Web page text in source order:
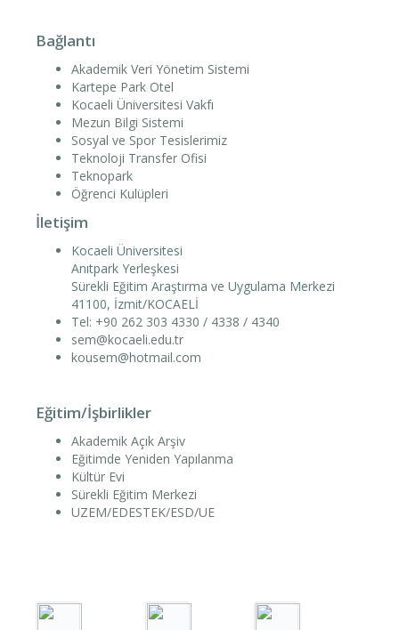
Bağlantı
Akademik Veri Yönetim Sistemi
Kartepe Park Otel
Kocaeli Üniversitesi Vakfı
Mezun Bilgi Sistemi
Sosyal ve Spor Tesislerimiz
Teknoloji Transfer Ofisi
Teknopark
Öğrenci Kulüpleri
İletişim
Kocaeli Üniversitesi
Anıtpark Yerleşkesi
Sürekli Eğitim Araştırma ve Uygulama Merkezi
41100, İzmit/KOCAELİ
Tel: +90 262 303 4330 / 4338 / 4340
sem@kocaeli.edu.tr
kousem@hotmail.com
Eğitim/İşbirlikler
Akademik Açık Arşiv
Eğitimde Yeniden Yapılanma
Kültür Evi
Sürekli Eğitim Merkezi
UZEM/EDESTEK/ESD/UE